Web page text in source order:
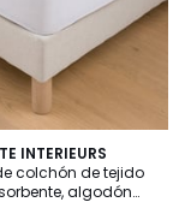
INTERIEURS
colchón de tejido
algodón
altura máxima